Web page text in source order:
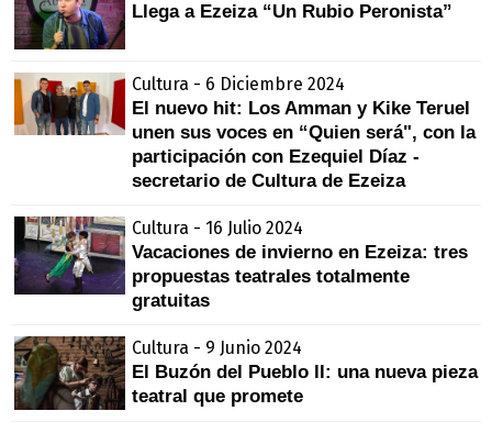
Llega a Ezeiza “Un Rubio Peronista”
Cultura - 6 Diciembre 2024
El nuevo hit: Los Amman y Kike Teruel
unen sus voces en “Quien será", con la
participación con Ezequiel Díaz -
secretario de Cultura de Ezeiza
Cultura - 16 Julio 2024
Vacaciones de invierno en Ezeiza: tres
propuestas teatrales totalmente
gratuitas
Cultura - 9 Junio 2024
El Buzón del Pueblo ll: una nueva pieza
teatral que promete